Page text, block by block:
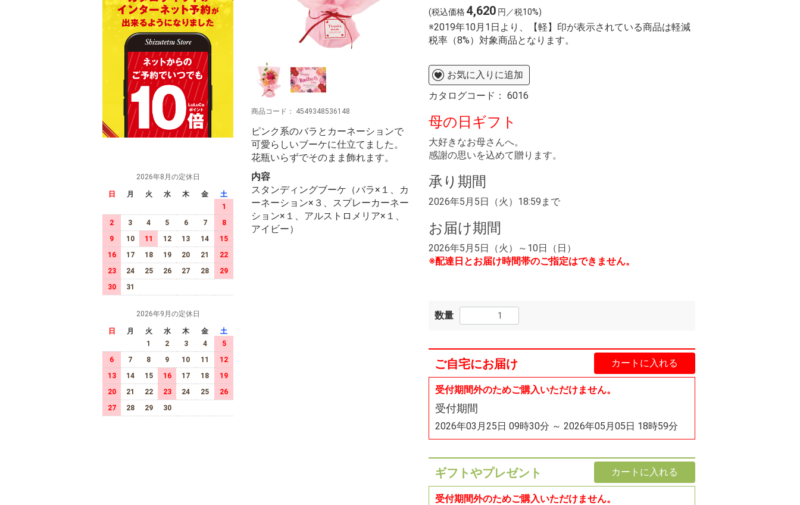
2026年8月の定休日
日 月 火 水 木 金
土
1
2
3 4 5 6 7
8
9
10 11 12 13 14
15
16
17 18 19 20 21
22
23
24 25 26 27 28
29
30
31
2026年9月の定休日
日 月 火 水 木 金
土
1
2 3 4
5
6
7 8 9 10 11
12
13
14 15 16 17 18
19
20
21 22 23 24 25
26
27
28 29 30
(税込価格4,620円／税10%)
※2019年10月1日より、【軽】印が表示されている商品は軽減
税率（8%）対象商品となります。
お気に入りに追加
カタログコード： 6016
母の日ギフト
大好きなお母さんへ。
感謝の思いを込めて贈ります。
承り期間
2026年5月5日（火）18:59まで
お届け期間
2026年5月5日（火）～10日（日）
※配達日とお届け時間帯のご指定はできません。
数量
ご自宅にお届け カートに入れる
受付期間外のためご購入いただけません。
受付期間
2026年03月25日 09時30分 ～ 2026年05月05日 18時59分
ギフトやプレゼント カートに入れる
受付期間外のためご購入いただけません。
商品コード： 4549348536148
ピンク系のバラとカーネーションで
可愛らしいブーケに仕立てました。
花瓶いらずでそのまま飾れます。
内容
スタンディングブーケ（バラ×１、カ
ーネーション×３、スプレーカーネー
ション×１、アルストロメリア×１、
アイビー）